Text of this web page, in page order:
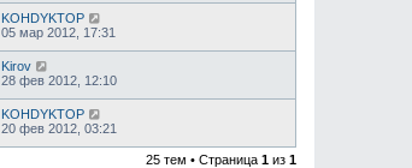
KOHDYKTOP
05 мар 2012, 17:31
Kirov
28 фев 2012, 12:10
KOHDYKTOP
20 фев 2012, 03:21
25 тем • Страница 1 из 1